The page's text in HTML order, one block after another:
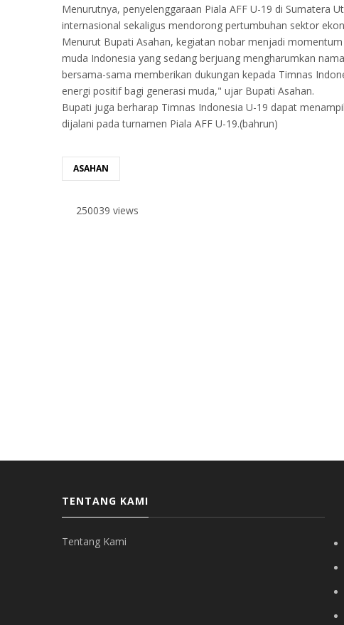
Menurutnya, penyelenggaraan Piala AFF U-19 di Sumatera
internasional sekaligus mendorong pertumbuhan sektor
Menurut Bupati Asahan, kegiatan nobar menjadi
muda Indonesia yang sedang berjuang mengharumkan
bersama-sama memberikan dukungan kepada Timnas
energi positif bagi generasi muda," ujar Bupati Asahan.
Bupati juga berharap Timnas Indonesia U-19 dapat
dijalani pada turnamen Piala AFF U-19.(bahrun)
ASAHAN
250039 views
TENTANG KAMI
Tentang Kami